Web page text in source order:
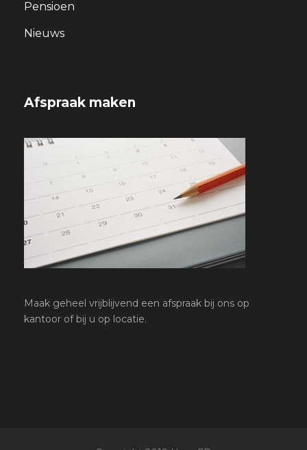
Pensioen
Nieuws
Afspraak maken
Maak geheel vrijblijvend een afspraak bij ons op
kantoor of bij u op locatie.